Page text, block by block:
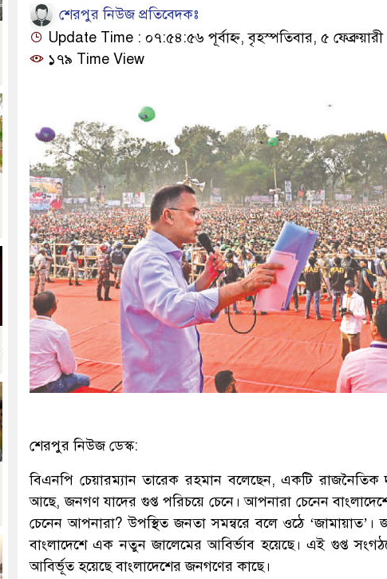
শেরপুর নিউজ প্রতিবেদকঃ
Update Time : ০৭:৫৪:৫৬ পূর্বাহ্ন, বৃহস্পতিবার, ৫
১৭৯ Time View
শেরপুর নিউজ ডেস্ক:
বিএনপি চেয়ারম্যান তারেক রহমান বলেছেন, একটি
আছে, জনগণ যাদের গুপ্ত পরিচয়ে চেনে। আপনারা চেনেন
চেনেন আপনারা? উপস্থিত জনতা সমন্বরে বলে ওঠে ‘জামায়াত’।
বাংলাদেশে এক নতুন জালেমের আবির্ভাব হয়েছে। এই গুপ্ত
আবির্ভূত হয়েছে বাংলাদেশের জনগণের কাছে।